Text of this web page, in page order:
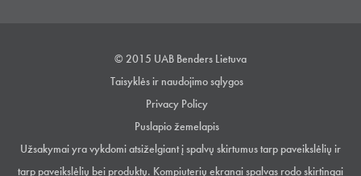
© 2015 UAB Benders Lietuva
Taisyklės ir naudojimo sąlygos
Privacy Policy
Puslapio žemelapis
Užsakymai yra vykdomi atsiželgiant į spalvų skirtumus tarp paveikslėlių ir
tarp paveikslėlių bei produktų. Kompiuterių ekranai spalvas rodo skirtingai